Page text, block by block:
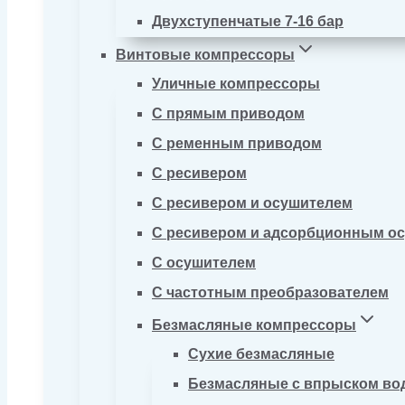
Двухступенчатые 7-16 бар
Винтовые компрессоры
Уличные компрессоры
С прямым приводом
С ременным приводом
С ресивером
С ресивером и осушителем
С ресивером и адсорбционным
С осушителем
С частотным преобразователем
Безмасляные компрессоры
Сухие безмасляные
Безмасляные с впрыском